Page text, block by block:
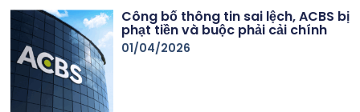
Công bố thông tin sai lệch, ACBS bị
phạt tiền và buộc phải cải chính
01/04/2026